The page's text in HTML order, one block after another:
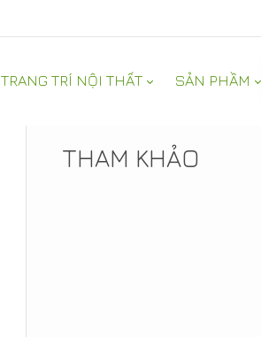
TRANG TRÍ NỘI THẤT SẢN PHẦM
TIN NỔI BẬT
THAM KHẢO